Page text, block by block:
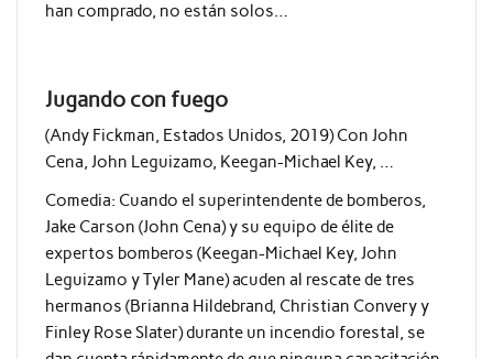
han comprado, no están solos…
Jugando con fuego
(Andy Fickman, Estados Unidos, 2019) Con John
Cena, John Leguizamo, Keegan-Michael Key, …
Comedia: Cuando el superintendente de bomberos,
Jake Carson (John Cena) y su equipo de élite de
expertos bomberos (Keegan-Michael Key, John
Leguizamo y Tyler Mane) acuden al rescate de tres
hermanos (Brianna Hildebrand, Christian Convery y
Finley Rose Slater) durante un incendio forestal, se